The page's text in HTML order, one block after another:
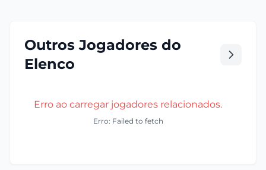
Outros Jogadores do
Elenco
Erro ao carregar jogadores relacionados.
Erro: Failed to fetch